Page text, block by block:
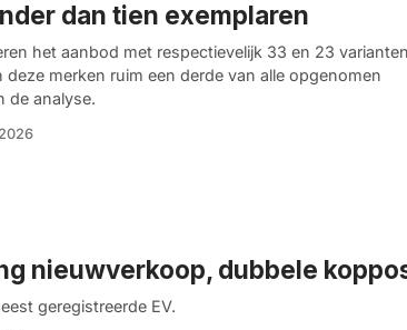
dan tien exemplaren
het aanbod met respectievelijk 33 en 23
merken ruim een derde van alle opgenomen
de analyse.
nieuwverkoop, dubbele
geregistreerde EV.